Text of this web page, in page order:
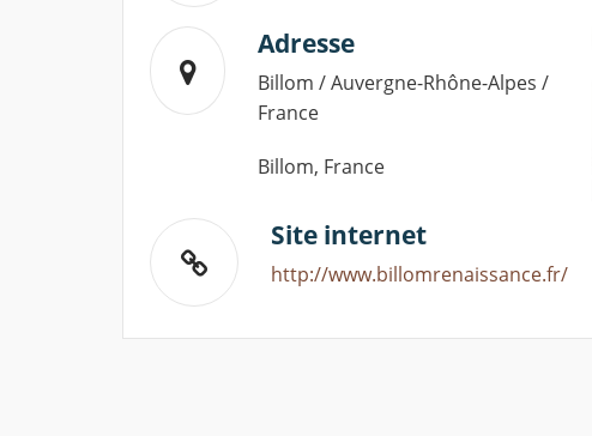
Adresse
Billom / Auvergne-Rhône-Alpes /
France
Billom, France
Site internet
http://www.billomrenaissance.fr/